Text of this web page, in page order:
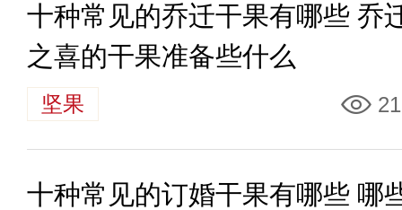
十种常见的乔迁干果有哪些 乔
之喜的干果准备些什么
坚果
十种常见的订婚干果有哪些 哪